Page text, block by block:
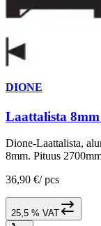
DIONE
Laattalista
Dione-Laattalista,
8mm. Pituus
36,90 €/ pcs
25,5 % VAT